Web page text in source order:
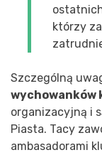
którzy
Szczególną
wychowanków
organizacyjną i
Piasta. Tacy
ambasadorami